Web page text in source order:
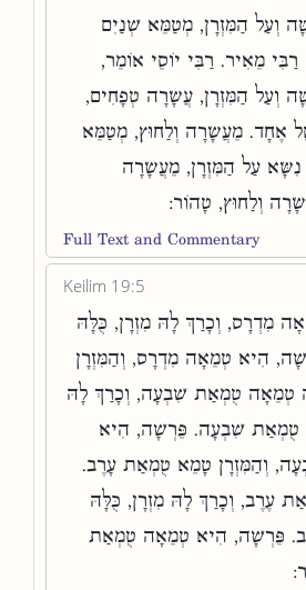
וְעַל הַמִּזְרָן, מְטַמֵּא שְׁנַיִם
מֵאִיר. רַבִּי יוֹסֵי אוֹמֵר,
וְעַל הַמִּזְרָן, עֲשָׂרָה טְפָחִים,
אֶחָד. מֵעֲשָׂרָה וְלַחוּץ, מְטַמֵּא
נִשָּׂא עַל הַמִּזְרָן, מֵעֲשָׂרָה
וְלַחוּץ, טָהוֹר:
Full Text and Commentary
Keilim 19:5
מִדְרָס, וְכָרַךְ לָהּ מִזְרָן, כֻּלָּהּ
הִיא טְמֵאָה מִדְרָס, וְהַמִּזְרָן
טְמֵאָה טֻמְאַת שִׁבְעָה, וְכָרַךְ לָהּ
טֻמְאַת שִׁבְעָה. פֵּרְשָׁה, הִיא
וְהַמִּזְרָן טָמֵא טֻמְאַת עָרֶב.
עֶרֶב, וְכָרַךְ לָהּ מִזְרָן, כֻּלָּהּ
פֵּרְשָׁה, הִיא טְמֵאָה טֻמְאַת